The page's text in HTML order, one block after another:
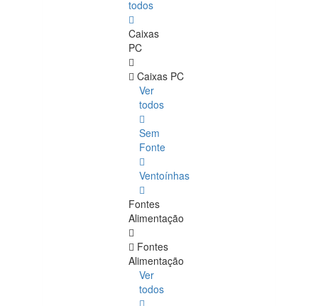
todos
Caixas
PC
Caixas PC
Ver
todos
Sem
Fonte
Ventoínhas
Fontes
Alimentação
Fontes
Alimentação
Ver
todos